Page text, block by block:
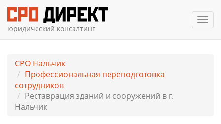
юридический консалтинг
СРО Нальчик
Профессиональная переподготовка
сотрудников
Реставрация зданий и сооружений в г.
Нальчик